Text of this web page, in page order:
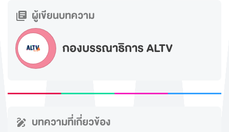
ผู้เขียนบทความ
กองบรรณาธิการ ALTV
บทความที่เกี่ยวข้อง